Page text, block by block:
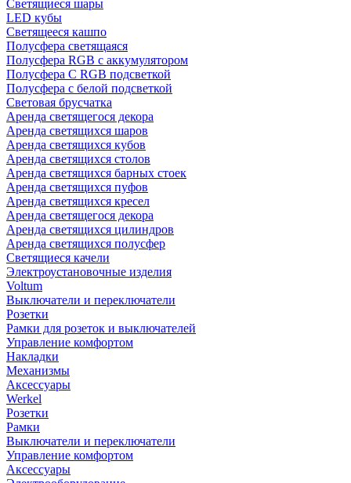
Светящиеся шары
LED кубы
Светящееся кашпо
Полусфера светящаяся
Полусфера RGB с аккумулятором
Полусфера С RGB подсветкой
Полусфера с белой подсветкой
Световая брусчатка
Аренда светящегося декора
Аренда светящихся шаров
Аренда светящихся кубов
Аренда светящихся столов
Аренда светящихся барных стоек
Аренда светящихся пуфов
Аренда светящихся кресел
Аренда светящегося декора
Аренда светящихся цилиндров
Аренда светящихся полусфер
Светящиеся качели
Электроустановочные изделия
Voltum
Выключатели и переключатели
Розетки
Рамки для розеток и выключателей
Управление комфортом
Накладки
Механизмы
Аксессуары
Werkel
Розетки
Рамки
Выключатели и переключатели
Управление комфортом
Аксессуары